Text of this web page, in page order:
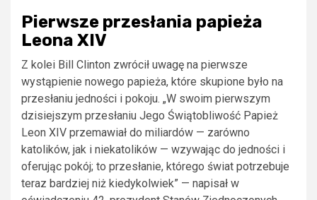
Pierwsze przesłania papieża
Leona XIV
Z kolei Bill Clinton zwrócił uwagę na pierwsze
wystąpienie nowego papieża, które skupione było na
przesłaniu jedności i pokoju. „W swoim pierwszym
dzisiejszym przesłaniu Jego Świątobliwość Papież
Leon XIV przemawiał do miliardów — zarówno
katolików, jak i niekatolików — wzywając do jedności i
oferując pokój; to przesłanie, którego świat potrzebuje
teraz bardziej niż kiedykolwiek” — napisał w